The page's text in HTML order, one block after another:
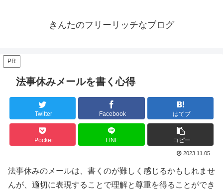
きんたのフリーリッチなブログ
PR
法事休みメールを書く心得
Twitter Facebook はてブ
Pocket LINE コピー
2023.11.05
法事休みのメールは、書くのが難しく感じるかもしれませ
んが、適切に表現することで理解と尊重を得ることができ